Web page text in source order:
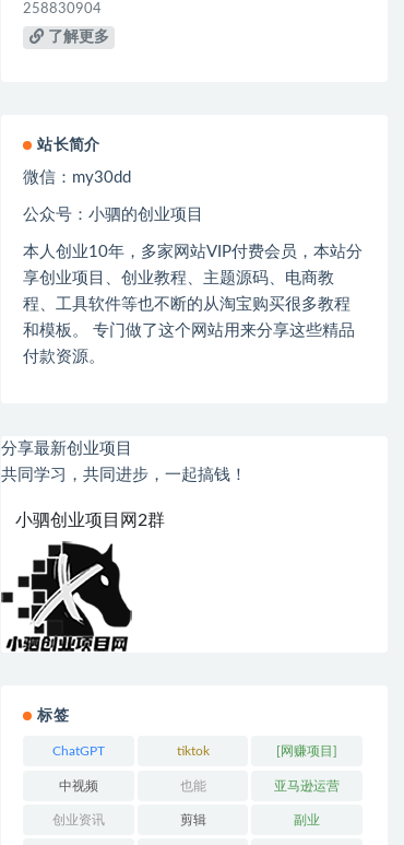
258830904
了解更多
站长简介
微信： my30dd
公众号：小驷的创业项目
本人创业10年，多家网站VIP付费会员，本站分
享创业项目、创业教程、主题源码、电商教
程、工具软件等也不断的从淘宝购买很多教程
和模板。 专门做了这个网站用来分享这些精品
付款资源。
分享最新创业项目
共同学习，共同进步，一起搞钱！
小驷创业项目网2群
标签
ChatGPT tiktok [网赚项目]
中视频 也能 亚马逊运营
创业资讯 剪辑 副业